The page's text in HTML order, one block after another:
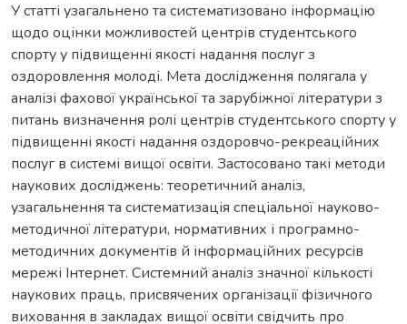
У статті узагальнено та систематизовано інформацію
щодо оцінки можливостей центрів студентського
спорту у підвищенні якості надання послуг з
оздоровлення молоді. Мета дослідження полягала у
аналізі фахової української та зарубіжної літератури з
питань визначення ролі центрів студентського спорту у
підвищенні якості надання оздоровчо-рекреаційних
послуг в системі вищої освіти. Застосовано такі методи
наукових досліджень: теоретичний аналіз,
узагальнення та систематизація спеціальної науково-
методичної літератури, нормативних і програмно-
методичних документів й інформаційних ресурсів
мережі Інтернет. Системний аналіз значної кількості
наукових праць, присвячених організації фізичного
виховання в закладах вищої освіти свідчить про